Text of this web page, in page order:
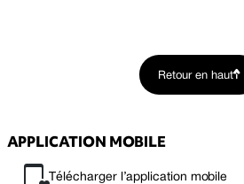
Retour en haut
APPLICATION MOBILE
Télécharger l’application mobile